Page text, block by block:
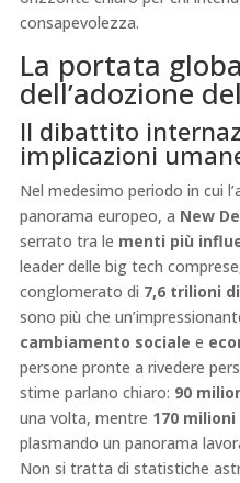
consapevolezza.
La portata
dell’adozione
Il dibattito
implicazioni
Nel medesimo periodo in cui
panorama europeo, a New
serrato tra le menti più
leader delle big tech
conglomerato di 7,6 trilioni
sono più che
cambiamento sociale e
persone pronte a rivedere
stime parlano chiaro: 90
una volta, mentre 170 milioni
plasmando un panorama
Non si tratta di statistiche